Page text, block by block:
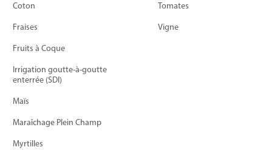
Coton
Fraises
Fruits à Coque
Irrigation goutte-à-goutte
enterrée (SDI)
Maïs
Maraîchage Plein Champ
Myrtilles
Tomates
Vigne